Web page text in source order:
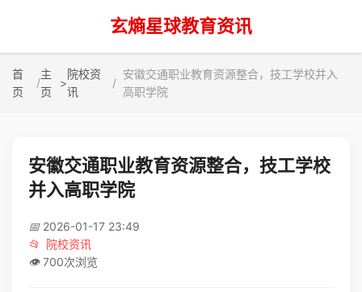
玄熵星球教育资讯
首
页
主
页
>
院校资
讯
安徽交通职业教育资源整合，技工学校并入
高职学院
安徽交通职业教育资源整合，技工学校
并入高职学院
📅 2026-01-17 23:49
📂
院校资讯
👁️ 700次浏览